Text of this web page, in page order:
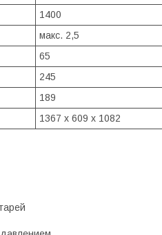
1400
макс. 2,5
65
245
189
1367 x 609 x 1082